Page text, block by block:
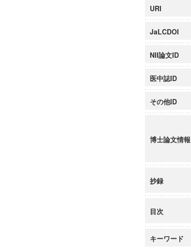
URI
JaLCDOI
NII論文ID
医中誌ID
その他ID
博士論文情報
抄録
目次
キーワード